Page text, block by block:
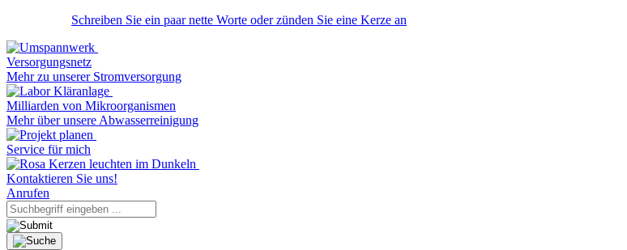
Schreiben Sie ein paar nette Worte oder zünden Sie eine Kerze an
Versorgungsnetz
Mehr zu unserer Stromversorgung
Milliarden von Mikroorganismen
Mehr über unsere Abwasserreinigung
Service für mich
Kontaktieren Sie uns!
Anrufen